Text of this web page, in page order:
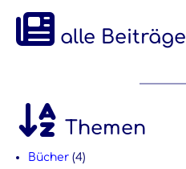
alle Beiträge
Themen
Bücher (4)